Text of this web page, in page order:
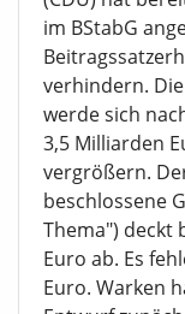
Auch
(CDU) hat
im BStabG
verhindern. Die
werde sich
3,5 Milliarden
vergrößern.
beschlossene
Thema") deckt